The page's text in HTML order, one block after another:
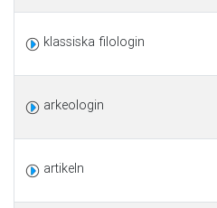
klassiska filologin
arkeologin
artikeln